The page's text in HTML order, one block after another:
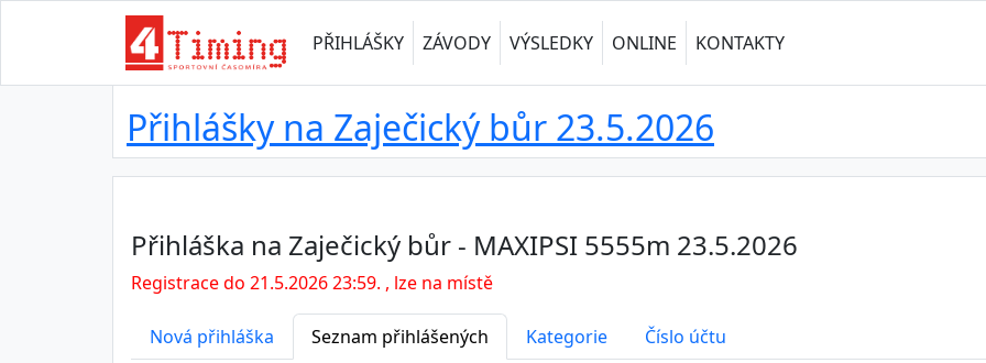
PŘIHLÁŠKY ZÁVODY VÝSLEDKY ONLINE KONTAKTY
Přihlášky na Zaječický bůr 23.5.2026
Přihláška na Zaječický bůr - MAXIPSI 5555m 23.5.2026
Registrace do 21.5.2026 23:59. , lze na místě
Nová přihláška Seznam přihlášených Kategorie Číslo účtu